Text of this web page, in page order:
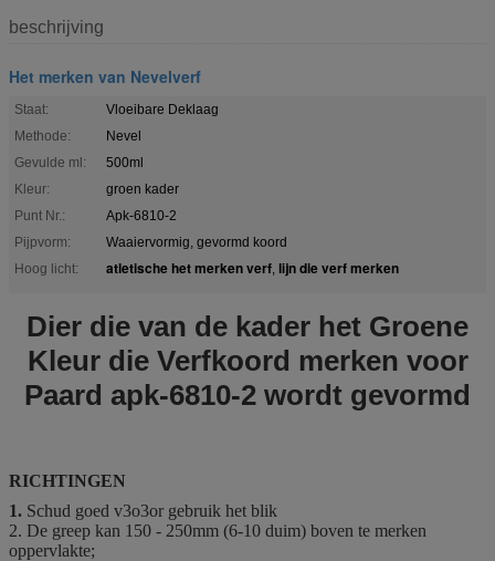
beschrijving
Het merken van Nevelverf
Staat:
Vloeibare Deklaag
Methode:
Nevel
Gevulde ml:
500ml
Kleur:
groen kader
Punt Nr.:
Apk-6810-2
Pijpvorm:
Waaiervormig, gevormd koord
Hoog licht:
atletische het merken verf, lijn die verf merken
Dier die van de kader het Groene
Kleur die Verfkoord merken voor
Paard apk-6810-2 wordt gevormd
RICHTINGEN
1. Schud goed v3o3or gebruik het blik
2. De greep kan 150 - 250mm (6-10 duim) boven te merken
oppervlakte;